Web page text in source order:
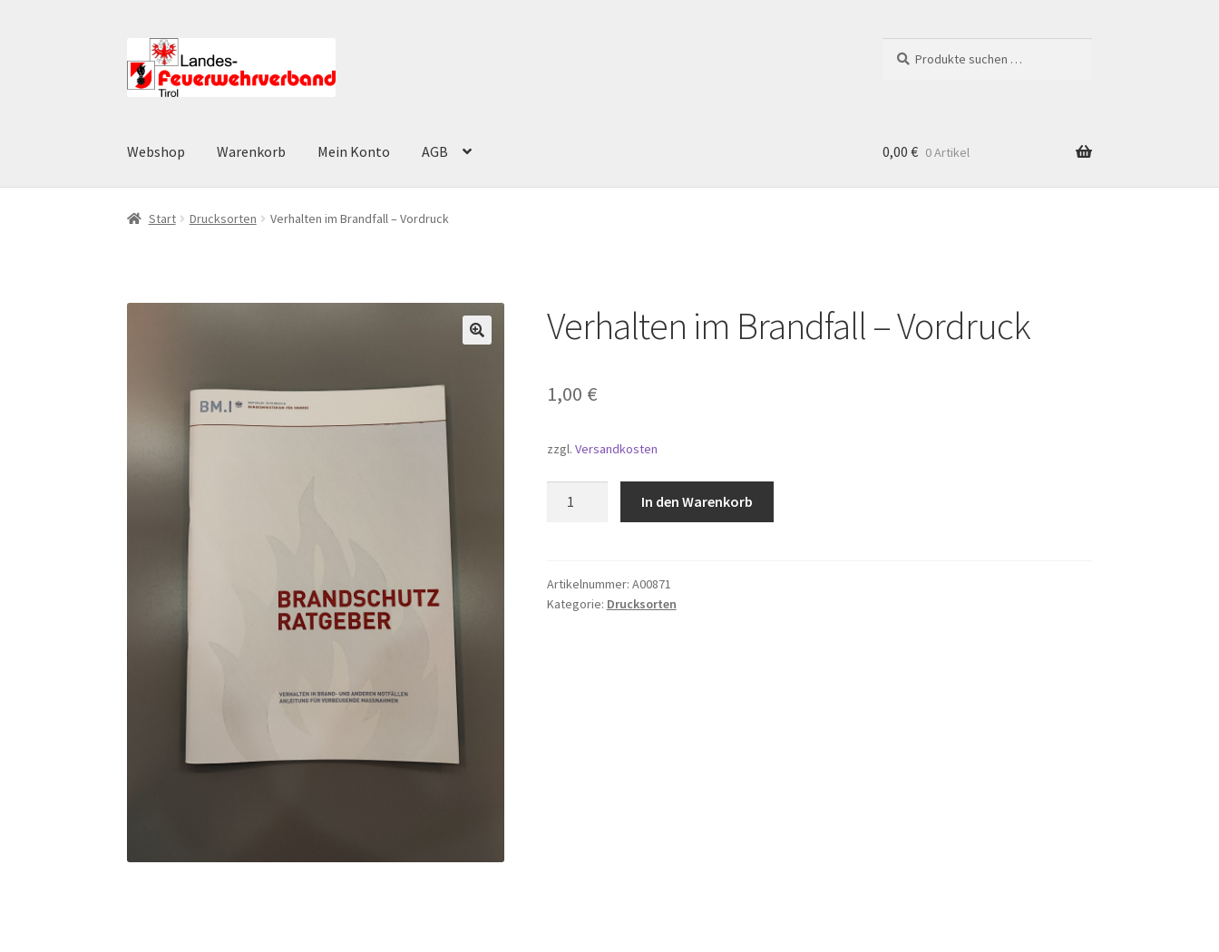
Navigation
springen
Zum
Inhalt
springen
nach:
Webshop Warenkorb Mein Konto AGB
Start AGB Datenschutz Datenschutzerklärung Impressum
0,00 € 0 Artikel
Start Drucksorten Verhalten im Brandfall – Vordruck
Verhalten im Brandfall – Vordruck
1,00 €
zzgl. Versandkosten
Vordruck
Menge
In den Warenkorb
Artikelnummer: A00871
Kategorie: Drucksorten